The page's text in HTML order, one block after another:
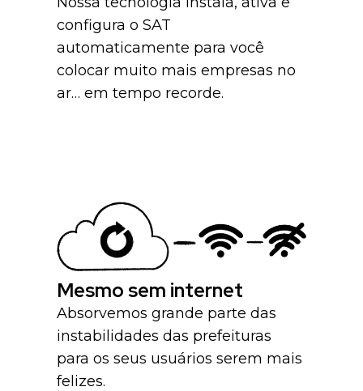
configura o SAT
automaticamente para você
colocar muito mais empresas no
ar… em tempo recorde.
Mesmo sem internet
Absorvemos grande parte das
instabilidades das prefeituras
para os seus usuários serem mais
felizes.